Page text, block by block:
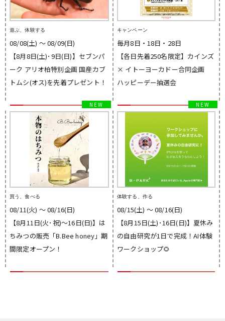
遊ぶ、体験する
08/08(土) 〜 08/09(日)
【8月8日(土)･9日(日)】セブンパ
ーク アリオ柏特別企画 国産カブ
トムシ(オス)を先着プレゼント！
キャンペーン
毎月8日・18日・28日
【各日先着250名限定】カインズ
× イトーヨーカドー合同企画
ハッピーデー抽選会
買う、食べる
08/11(火) 〜 08/16(日)
【8月11日(火･祝)～16日(日)】は
ちみつの販売「B.Bee honey」期
間限定オープン！
体験する、作る
08/15(土) 〜 08/16(日)
【8月15日(土)･16日(日)】夏休み
の自由研究が1日で完成！AI体験
ワークショップ🌻